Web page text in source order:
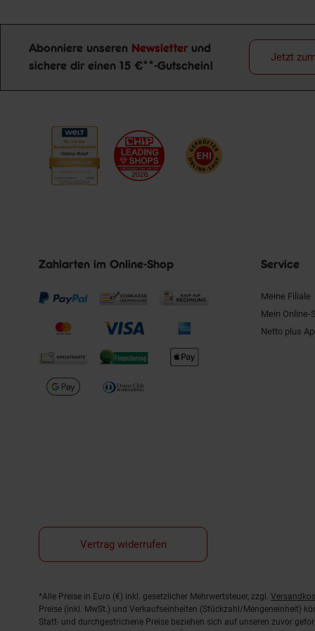
Newsletter Anmeldung
Abonniere unseren Newsletter und
sichere dir einen 15 €**-Gutschein!
Jetzt
Zahlarten im Online-Shop Service
Meine Filiale
Mein Online-
Netto plus
Vertrag widerrufen
Fußnoten
*Alle Preise in Euro (€) inkl. gesetzlicher Mehrwertsteuer, zzgl.
Preise (inkl. MwSt.) und Verkaufseinheiten (Stückzahl/Mengeneinheit)
Statt- und durchgestrichene Preise beziehen sich auf unseren zuvor